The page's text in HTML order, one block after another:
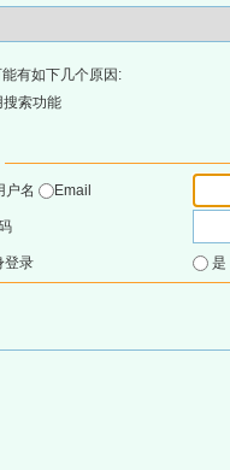
有如下几个原因:
搜索功能
户名
Email
登录